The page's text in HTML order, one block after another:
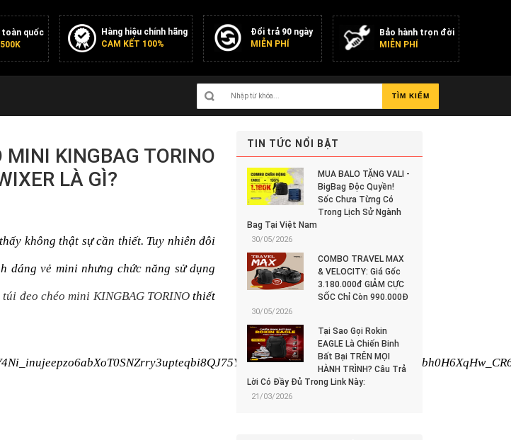
toàn quốc
Hàng hiệu chính hãng
CAM KẾT 100%
Đổi trả 90 ngày
MIỄN PHÍ
Bảo hành trọn đời
MIỄN PHÍ
TÌM KIẾM
MINI KINGBAG TORINO
LÀ GÌ?
không thật sự cần thiết. Tuy nhiên đôi
dáng vẻ mini nhưng chức năng sử dụng
túi đeo chéo mini KINGBAG TORINO thiết
TIN TỨC NỔI BẬT
MUA BALO TẶNG VALI -
BigBag Độc Quyền!
Sốc Chưa Từng Có
Trong Lịch Sử Ngành
Bag Tại Việt Nam
30/05/2026
COMBO TRAVEL MAX
& VELOCITY: Giá Gốc
3.180.000đ GIẢM CỰC
SỐC Chỉ Còn 990.000Đ
30/05/2026
Tại Sao Gọi Rokin
EAGLE Là Chiến Binh
Bất Bại TRÊN MỌI
HÀNH TRÌNH? Câu Trả
Lời Có Đầy Đủ Trong Link Này:
21/03/2026